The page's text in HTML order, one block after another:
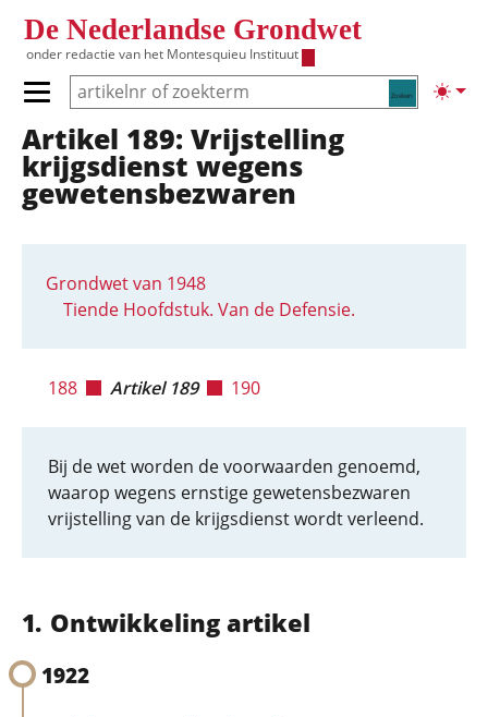
De Nederlandse Grondwet
onder redactie van het Montesquieu Instituut
Zoeken
Primair menu tonen/verbergen
Hoofdnavigatie
Artikel 189: Vrijstelling
krijgsdienst wegens
gewetensbezwaren
Grondwet van 1948
Tiende Hoofdstuk. Van de Defensie.
188 Artikel 189 190
Bij de wet worden de voorwaarden genoemd,
waarop wegens ernstige gewetensbezwaren
vrijstelling van de krijgsdienst wordt verleend.
Ontwikkeling artikel
1922